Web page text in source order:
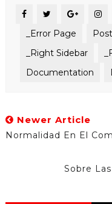
_Error Page
_Right Sidebar
Documentation
Newer Article
Normalidad En El
Sobre